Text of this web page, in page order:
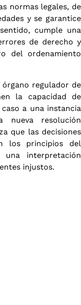
normas legales, de
y se garantice
cumple una
de derecho y
del ordenamiento
regulador de
la capacidad de
a una instancia
resolución
que las decisiones
los principios del
interpretación
injustos.